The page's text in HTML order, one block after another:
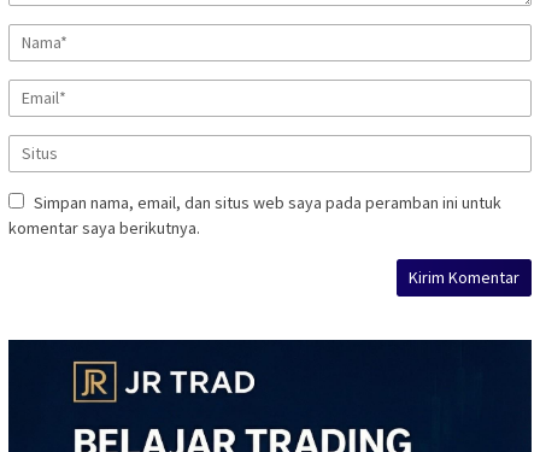
Simpan nama, email, dan situs web saya pada peramban ini untuk
komentar saya berikutnya.